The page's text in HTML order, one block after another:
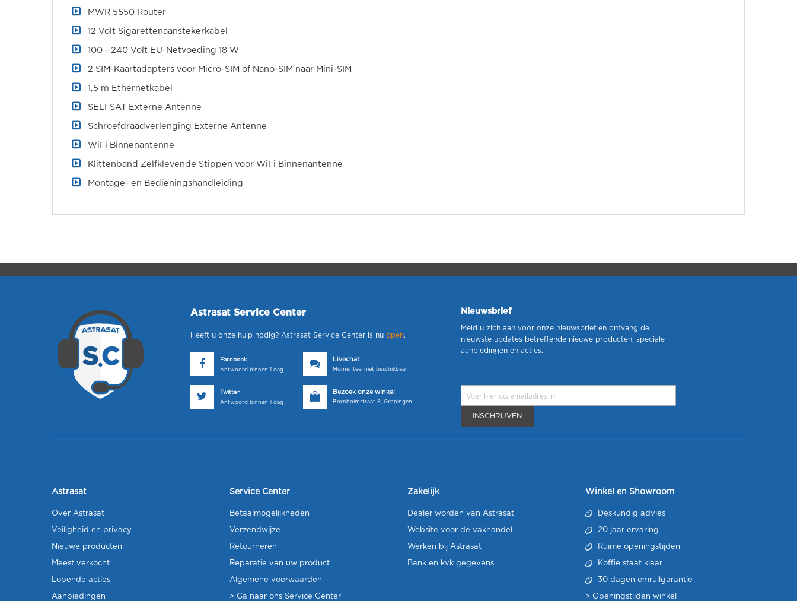
MWR 5550 Router
12 Volt Sigarettenaanstekerkabel
100 - 240 Volt EU-Netvoeding 18 W
2 SIM-Kaartadapters voor Micro-SIM of Nano-SIM naar Mini-SIM
1,5 m Ethernetkabel
SELFSAT Externe Antenne
Schroefdraadverlenging Externe Antenne
WiFi Binnenantenne
Klittenband Zelfklevende Stippen voor WiFi Binnenantenne
Montage- en Bedieningshandleiding
Astrasat Service Center
Heeft u onze hulp nodig? Astrasat Service Center is nu open.
Facebook
Antwoord binnen 1 dag
Livechat
Momenteel niet beschikbaar
Twitter
Antwoord binnen 1 dag
Bezoek onze winkel
Bornholmstraat 8, Groningen
Nieuwsbrief
Meld u zich aan voor onze nieuwsbrief en ontvang de
nieuwste updates betreffende nieuwe producten, speciale
aanbiedingen en acties.
INSCHRIJVEN
Astrasat
Over Astrasat
Veiligheid en privacy
Nieuwe producten
Meest verkocht
Lopende acties
Aanbiedingen
Service Center
Betaalmogelijkheden
Verzendwijze
Retourneren
Reparatie van uw product
Algemene voorwaarden
> Ga naar ons Service Center
Zakelijk
Dealer worden van Astrasat
Website voor de vakhandel
Werken bij Astrasat
Bank en kvk gegevens
Winkel en Showroom
Deskundig advies
20 jaar ervaring
Ruime openingstijden
Koffie staat klaar
30 dagen omruilgarantie
> Openingstijden winkel